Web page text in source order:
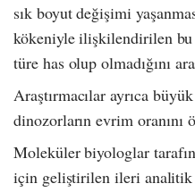
sık boyut değişimi
kökeniyle ilişkilendirilen
türe has olup olmadığını
Araştırmacılar ayrıca
dinozorların evrim oranını
Moleküler biyologlar
için geliştirilen ileri analitik